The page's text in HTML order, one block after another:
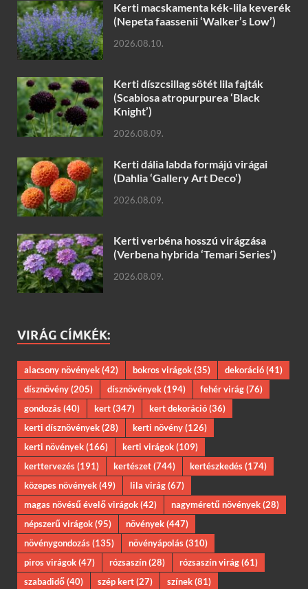
Kerti macskamenta kék-lila keverék
(Nepeta faassenii ‘Walker’s Low’)
2026.08.10.
Kerti díszcsillag sötét lila fajták
(Scabiosa atropurpurea ‘Black
Knight’)
2026.08.09.
Kerti dália labda formájú virágai
(Dahlia ‘Gallery Art Deco’)
2026.08.09.
Kerti verbéna hosszú virágzása
(Verbena hybrida ‘Temari Series’)
2026.08.09.
VIRÁG CÍMKÉK:
alacsony növények(42) bokros virágok(35) dekoráció(41)
dísznövény(205) dísznövények(194) fehér virág(76)
gondozás(40) kert(347) kert dekoráció(36)
kerti dísznövények(28) kerti növény(126)
kerti növények(166) kerti virágok(109)
kerttervezés(191) kertészet(744) kertészkedés(174)
közepes növények(49) lila virág(67)
magas növésű évelő virágok(42) nagyméretű növények(28)
népszerű virágok(95) növények(447)
növénygondozás(135) növényápolás(310)
piros virágok(47) rózsaszín(28) rózsaszín virág(61)
szabadidő(40) szép kert(27) színek(81)